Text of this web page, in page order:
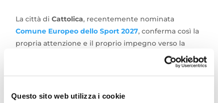
Questo sito web utilizza i cookie
La città diCattolica, recentemente nominata
Comune Europeo dello Sport 2027, conferma così la
propria attenzione e il proprio impegno verso la
promozione dei valori dello sport, della salute e della
Dopo isaluti istituzionali dell’Assessore allo Sport